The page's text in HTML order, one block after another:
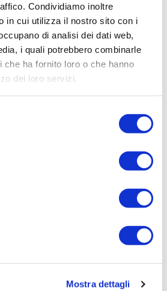
Condividiamo inoltre
in cui utilizza il nostro sito con i
di analisi dei dati web,
i quali potrebbero combinarle
che ha fornito loro o che hanno
dei loro servizi.
Mostra dettagli
un appello alla
tutti
più calde, campagne più
a Femca Cisl: rilievi
stampa da Femca Cisl nei